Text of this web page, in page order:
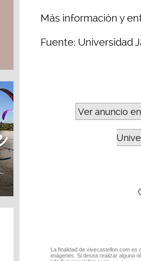
Más información y
Fuente: Universidad
Ver anuncio
La finalidad de vivecastellon.com
imágenes. Si desea realizar alguna